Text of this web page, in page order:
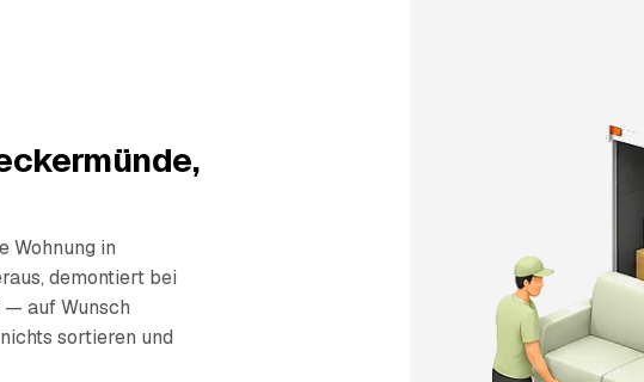
Wohnung in
demontiert bei
— auf Wunsch
sortieren und